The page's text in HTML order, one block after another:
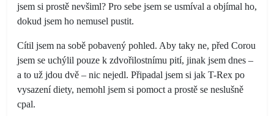
jsem si prostě nevšiml? Pro sebe jsem se usmíval a objímal ho,
dokud jsem ho nemusel pustit.
Cítil jsem na sobě pobavený pohled. Aby taky ne, před Corou
jsem se uchýlil pouze k zdvořilostnímu pití, jinak jsem dnes –
a to už jdou dvě – nic nejedl. Připadal jsem si jak T-Rex po
vysazení diety, nemohl jsem si pomoct a prostě se neslušně
cpal.